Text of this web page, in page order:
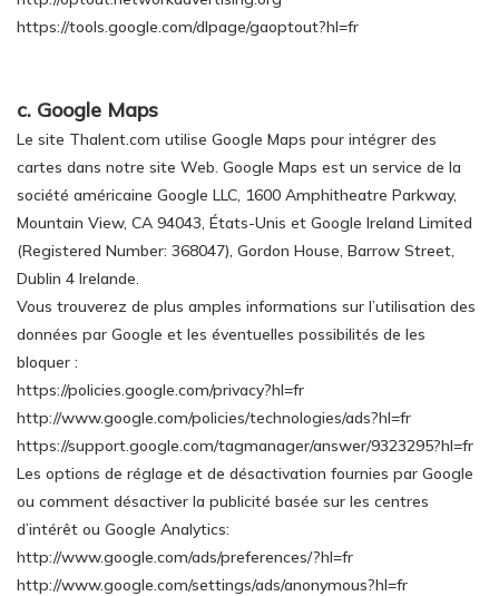
https://tools.google.com/dlpage/gaoptout?hl=fr
c. Google Maps
Le site Thalent.com utilise Google Maps pour intégrer des
cartes dans notre site Web. Google Maps est un service de la
société américaine Google LLC, 1600 Amphitheatre Parkway,
Mountain View, CA 94043, États-Unis et Google Ireland Limited
(Registered Number: 368047), Gordon House, Barrow Street,
Dublin 4 Irelande.
Vous trouverez de plus amples informations sur l’utilisation des
données par Google et les éventuelles possibilités de les
bloquer :
https://policies.google.com/privacy?hl=fr
http://www.google.com/policies/technologies/ads?hl=fr
https://support.google.com/tagmanager/answer/9323295?hl=fr
Les options de réglage et de désactivation fournies par Google
ou comment désactiver la publicité basée sur les centres
d’intérêt ou Google Analytics:
http://www.google.com/ads/preferences/?hl=fr
http://www.google.com/settings/ads/anonymous?hl=fr